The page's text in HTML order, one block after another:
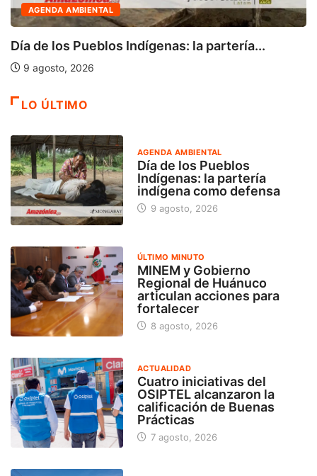
AGENDA AMBIENTAL
Día de los Pueblos Indígenas: la partería...
9 agosto, 2026
LO ÚLTIMO
AGENDA AMBIENTAL
Día de los Pueblos
Indígenas: la partería
indígena como defensa
9 agosto, 2026
ÚLTIMO MINUTO
MINEM y Gobierno
Regional de Huánuco
articulan acciones para
fortalecer
8 agosto, 2026
ACTUALIDAD
Cuatro iniciativas del
OSIPTEL alcanzaron la
calificación de Buenas
Prácticas
7 agosto, 2026